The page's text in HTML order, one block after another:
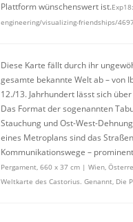
Plattform wünschenswert ist.
engineering/visualizing-friendships/
Diese Karte fällt durch ihr
gesamte bekannte Welt ab – von
12./13. Jahrhundert lässt sich
Das Format der sogenannten
Stauchung und Ost-West-
eines Metroplans sind das
Kommunikationswege –
Pergament, 660 x 37 cm | Wien,
Weltkarte des Castorius. Genannt, Die